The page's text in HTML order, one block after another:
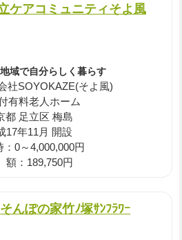
ケアコミュニティそよ風
域で自分らしく暮らす
社SOYOKAZE(そよ風)
有料老人ホーム
都 足立区 梅島
17年11月 開設
：0～4,000,000円
：189,750円
そんぽの家竹ﾉ塚ｻﾝﾌﾗﾜｰ